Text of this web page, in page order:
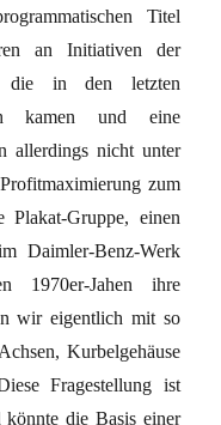
Titel
an Initiativen der
die in den letzten
kamen und eine
allerdings nicht unter
zum
Gruppe, einen
Daimler-Benz-Werk
1970er-Jahen ihre
wir eigentlich mit so
Kurbelgehäuse
Fragestellung ist
die Basis einer